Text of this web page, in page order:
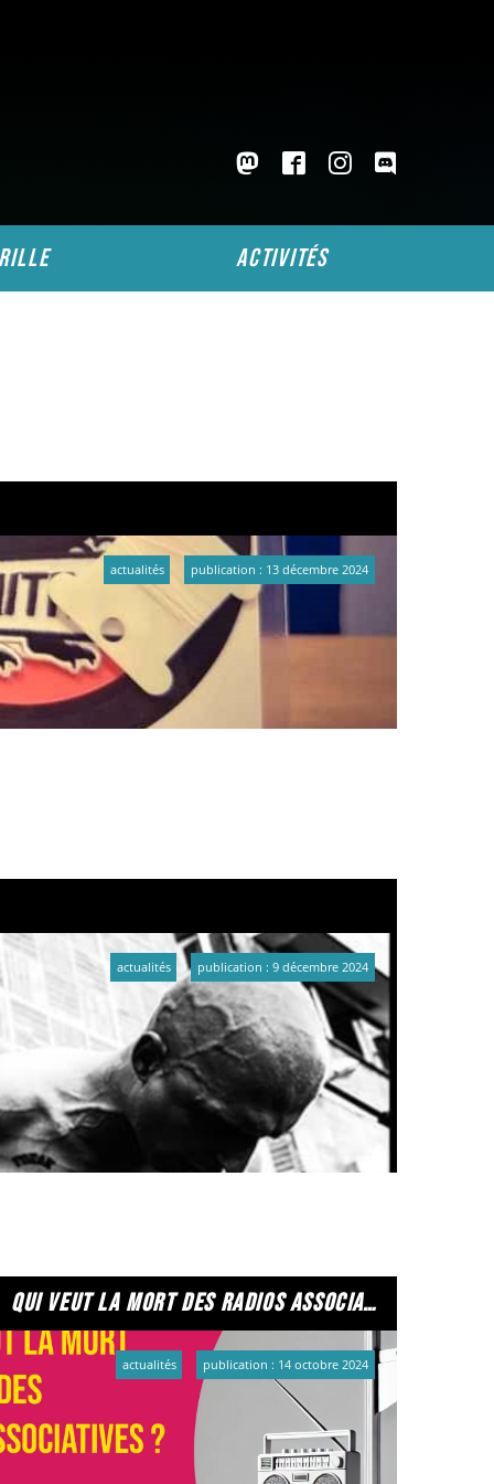
activités
actualités publication : 13 décembre 2024
sur vos plus belles sapes !) pour la modique
de notre présence.
actualités publication : 9 décembre 2024
qui veut la mort des radios associatives ?
actualités publication : 14 octobre 2024